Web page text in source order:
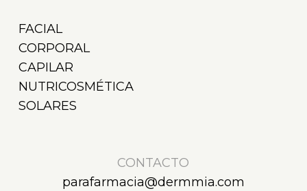
FACIAL
CORPORAL
CAPILAR
NUTRICOSMÉTICA
SOLARES
CONTACTO
parafarmacia@dermmia.com